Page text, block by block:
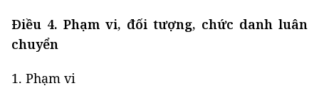
Điều 4. Phạm vi, đối tượng, chức danh luân
chuyển
1. Phạm vi